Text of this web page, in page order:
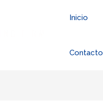
Inicio
Contacto